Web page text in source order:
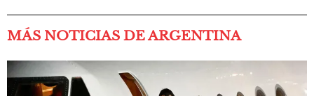
MÁS NOTICIAS DE ARGENTINA